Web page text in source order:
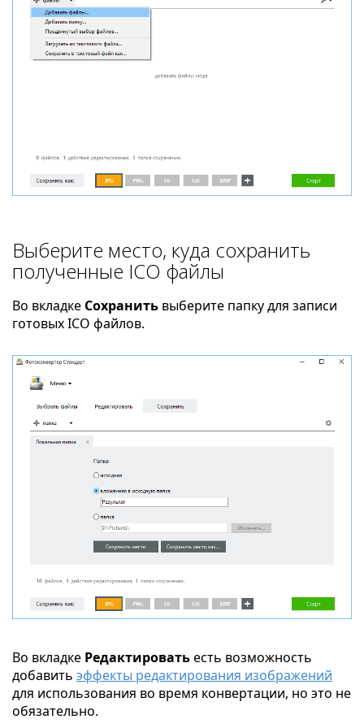
Выберите место, куда сохранить
полученные ICO файлы
Во вкладке Сохранить выберите папку для записи
готовых ICO файлов.
Во вкладке Редактироватьесть возможность
добавить эффекты редактирования изображений
для использования во время конвертации, но это не
обязательно.